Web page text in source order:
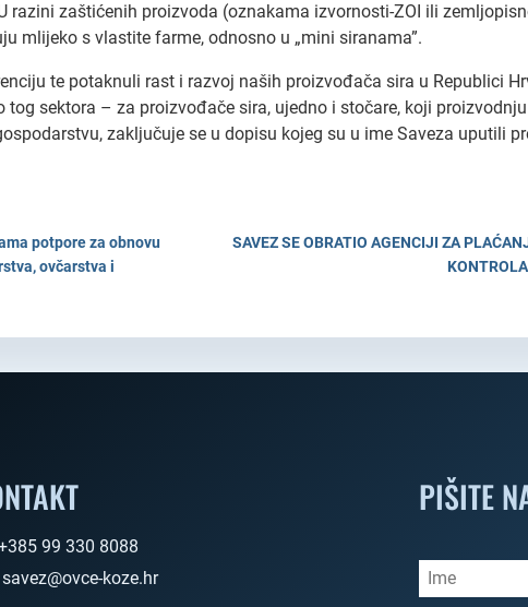
razini zaštićenih proizvoda (oznakama izvornosti-ZOI ili
mlijeko s vlastite farme, odnosno u „mini siranama”.
te potaknuli rast i razvoj naših proizvođača sira u Republici
sektora – za proizvođače sira, ujedno i stočare, koji
zaključuje se u dopisu kojeg su u ime Saveza uputili
potpore za obnovu
ovčarstva i
SAVEZ SE OBRATIO AGENCIJI ZA
99 330 8088
savez@ovce-koze.hr
PIŠITE